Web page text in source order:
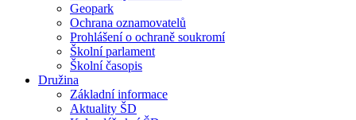
Geopark
Ochrana oznamovatelů
Prohlášení o ochraně soukromí
Školní parlament
Školní časopis
Družina
Základní informace
Aktuality ŠD